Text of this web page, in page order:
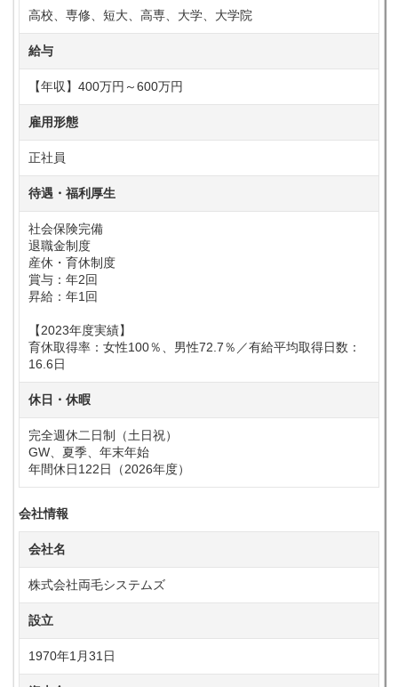
高校、専修、短大、高専、大学、大学院
給与
【年収】400万円～600万円
雇用形態
正社員
待遇・福利厚生
社会保険完備
退職金制度
産休・育休制度
賞与：年2回
昇給：年1回
【2023年度実績】
育休取得率：女性100％、男性72.7％／有給平均取得日数：
16.6日
休日・休暇
完全週休二日制（土日祝）
GW、夏季、年末年始
年間休日122日（2026年度）
会社情報
会社名
株式会社両毛システムズ
設立
1970年1月31日